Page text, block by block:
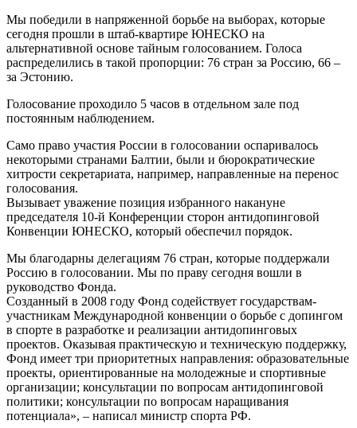
Мы победили в напряженной борьбе на выборах, которые
сегодня прошли в штаб-квартире ЮНЕСКО на
альтернативной основе тайным голосованием. Голоса
распределились в такой пропорции: 76 стран за Россию, 66 –
за Эстонию.
Голосование проходило 5 часов в отдельном зале под
постоянным наблюдением.
Само право участия России в голосовании оспаривалось
некоторыми странами Балтии, были и бюрократические
хитрости секретариата, например, направленные на перенос
голосования.
Вызывает уважение позиция избранного накануне
председателя 10-й Конференции сторон антидопинговой
Конвенции ЮНЕСКО, который обеспечил порядок.
Мы благодарны делегациям 76 стран, которые поддержали
Россию в голосовании. Мы по праву сегодня вошли в
руководство Фонда.
Созданный в 2008 году Фонд содействует государствам-
участникам Международной конвенции о борьбе с допингом
в спорте в разработке и реализации антидопинговых
проектов. Оказывая практическую и техническую поддержку,
Фонд имеет три приоритетных направления: образовательные
проекты, ориентированные на молодежные и спортивные
организации; консультации по вопросам антидопинговой
политики; консультации по вопросам наращивания
потенциала», – написал министр спорта РФ.